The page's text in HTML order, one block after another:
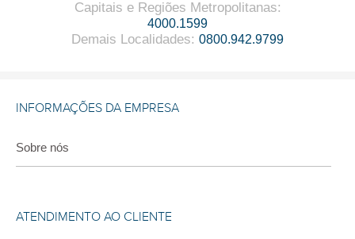
Capitais e Regiões Metropolitanas:
4000.1599
Demais Localidades: 0800.942.9799
INFORMAÇÕES DA EMPRESA
Sobre nós
ATENDIMENTO AO CLIENTE